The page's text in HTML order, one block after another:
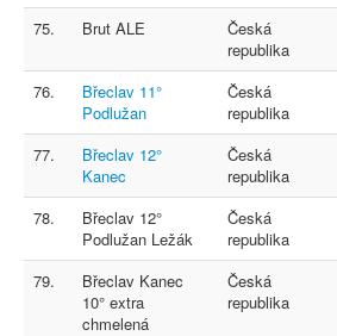
75.
Brut ALE
Česká
republika
76.
Břeclav 11°
Podlužan
Česká
republika
77.
Břeclav 12°
Kanec
Česká
republika
78.
Břeclav 12°
Podlužan Ležák
Česká
republika
79.
Břeclav Kanec
10° extra
chmelená
Česká
republika